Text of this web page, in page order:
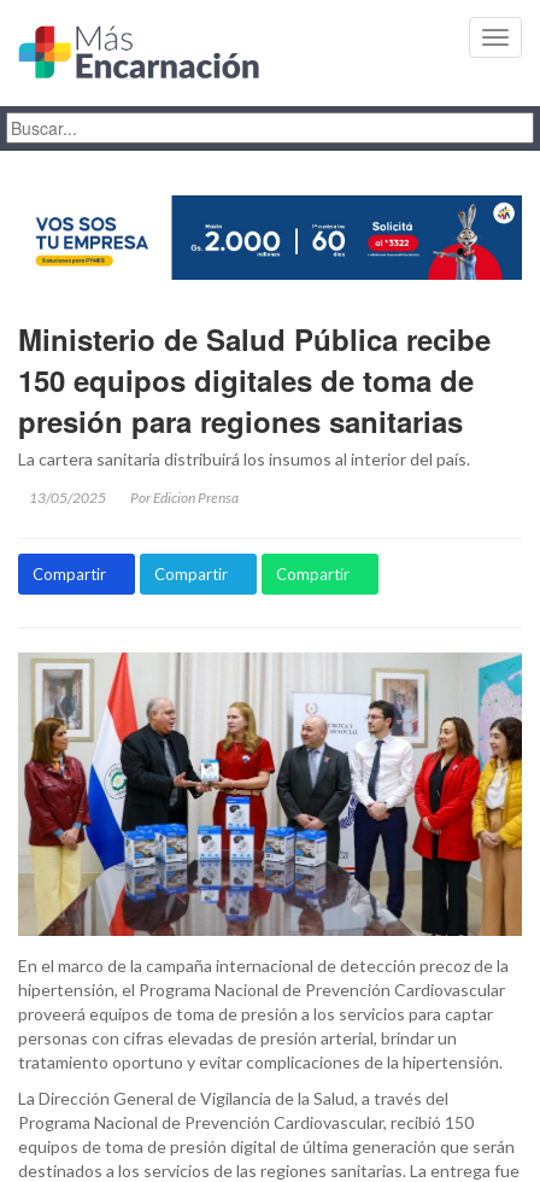
Ministerio de Salud Pública recibe
150 equipos digitales de toma de
presión para regiones sanitarias
La cartera sanitaria distribuirá los insumos al interior del país.
13/05/2025 Por Edicion Prensa
Compartir Compartir Compartir
En el marco de la campaña internacional de detección precoz de la
hipertensión, el Programa Nacional de Prevención Cardiovascular
proveerá equipos de toma de presión a los servicios para captar
personas con cifras elevadas de presión arterial, brindar un
tratamiento oportuno y evitar complicaciones de la hipertensión.
La Dirección General de Vigilancia de la Salud, a través del
Programa Nacional de Prevención Cardiovascular, recibió 150
equipos de toma de presión digital de última generación que serán
destinados a los servicios de las regiones sanitarias. La entrega fue